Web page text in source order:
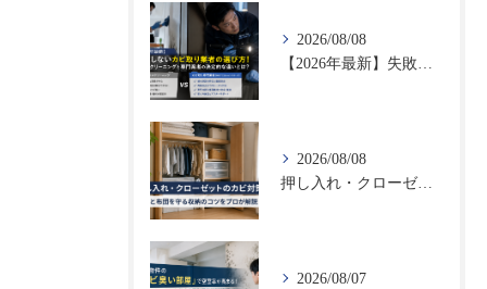
2026/08/08
2026/08/08
押し入れ・クローゼットのカビ対策｜衣類と布団を守る収納のコツをプロが解説
2026/08/07